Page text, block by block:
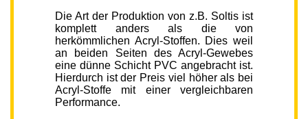
Die Art der Produktion von z.B. Soltis ist
komplett anders als die von
herkömmlichen Acryl-Stoffen. Dies weil
an beiden Seiten des Acryl-Gewebes
eine dünne Schicht PVC angebracht ist.
Hierdurch ist der Preis viel höher als bei
Acryl-Stoffe mit einer vergleichbaren
Performance.